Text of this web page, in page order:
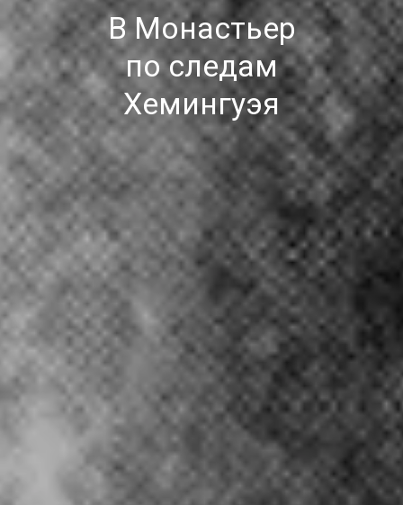
В Монастьер
по следам
Хемингуэя